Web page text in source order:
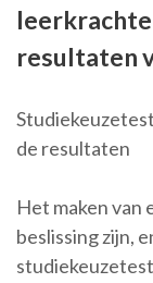
resultaten
de resultaten
Het maken van
beslissing zijn,